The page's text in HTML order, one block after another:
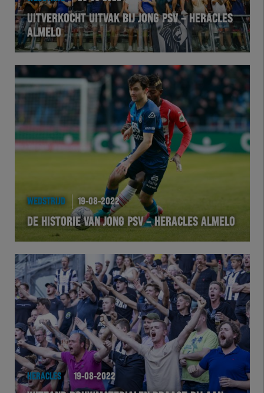
UITVERKOCHT UITVAK BIJ JONG PSV – HERACLES
ALMELO
WEDSTRIJD 19-08-2022
DE HISTORIE VAN JONG PSV – HERACLES ALMELO
HERACLES 19-08-2022